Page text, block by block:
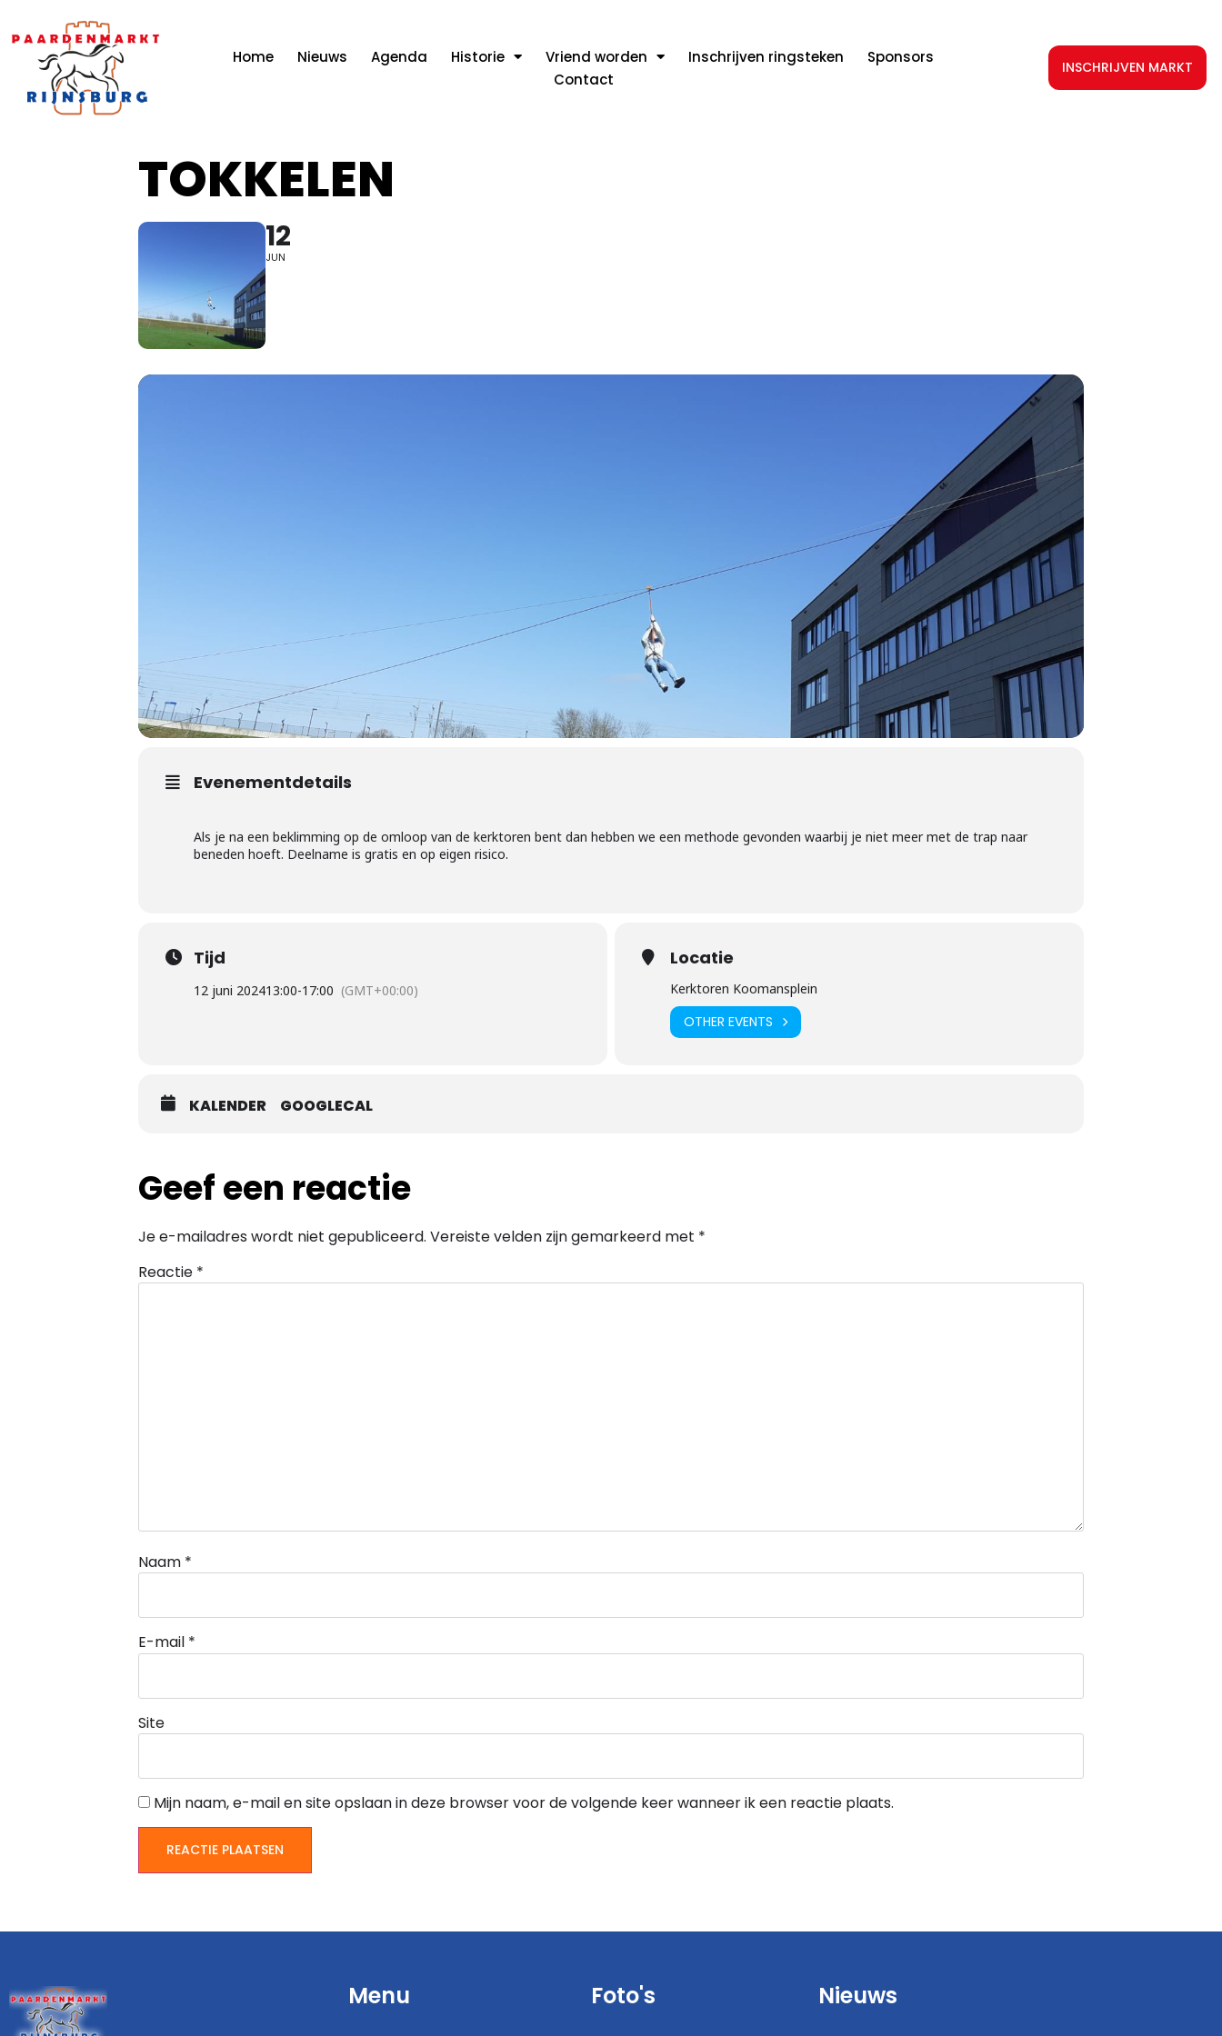
Home Nieuws Agenda Historie Vriend worden Inschrijven ringsteken
Sponsors
Contact
INSCHRIJVEN MARKT
TOKKELEN
12
JUN
Evenementdetails
Als je na een beklimming op de omloop van de kerktoren bent dan hebben we een methode gevonden waarbij je niet meer met de trap naar
beneden hoeft. Deelname is gratis en op eigen risico.
Tijd
12 juni 202413:00-17:00 (GMT+00:00)
Locatie
Kerktoren Koomansplein
OTHER EVENTS
KALENDER GOOGLECAL
Geef een reactie
Je e-mailadres wordt niet gepubliceerd. Vereiste velden zijn gemarkeerd met *
Reactie *
Naam *
E-mail *
Site
Mijn naam, e-mail en site opslaan in deze browser voor de volgende keer wanneer ik een reactie plaats.
Menu Foto's Nieuws